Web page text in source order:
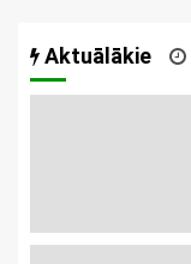
Aktuālākie